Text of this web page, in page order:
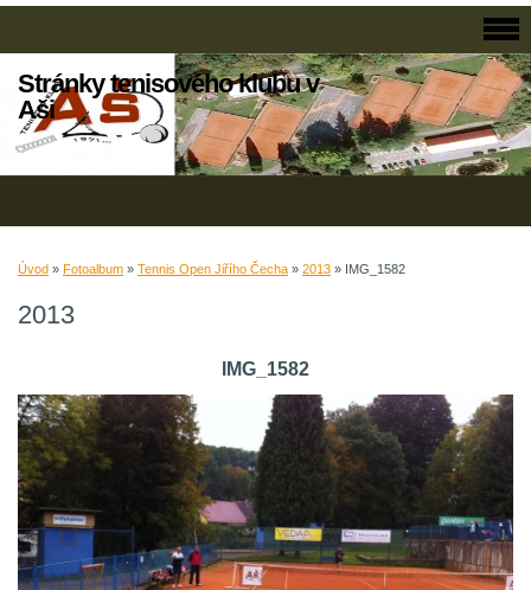
Stránky tenisového klubu v
Aši
Úvod » Fotoalbum » Tennis Open Jiřího Čecha » 2013 » IMG_1582
2013
IMG_1582